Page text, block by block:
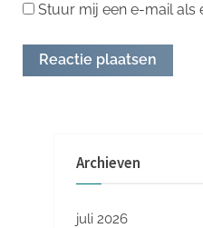
Stuur mij een e-mail als
Archieven
juli 2026